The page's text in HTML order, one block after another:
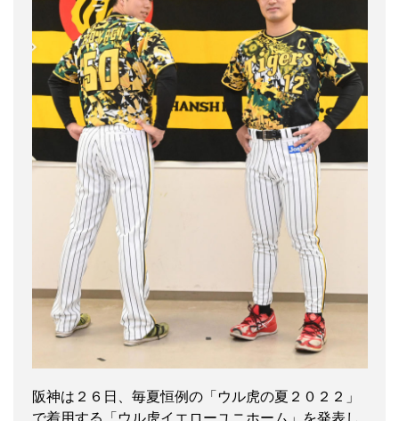
阪神は２６日、毎夏恒例の「ウル虎の夏２０２２」